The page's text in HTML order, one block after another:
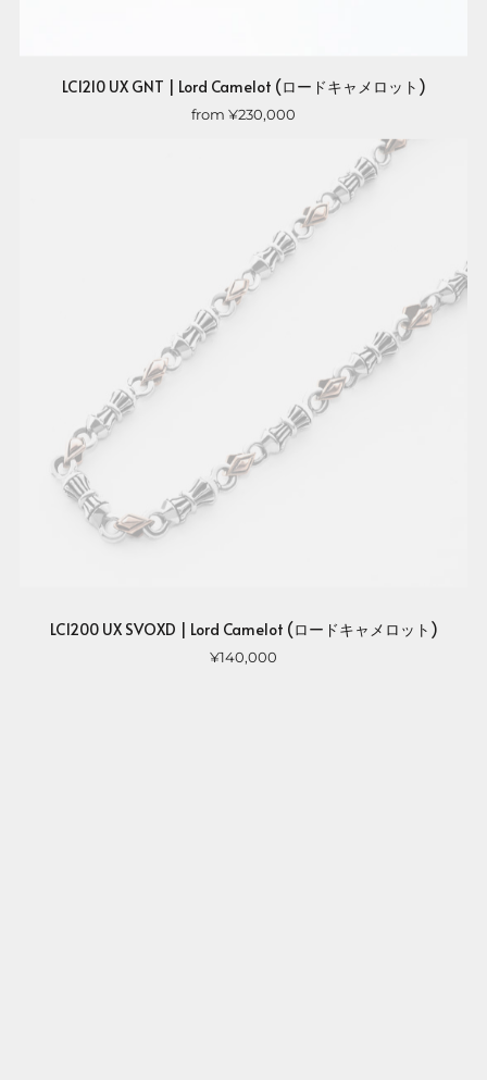
LC1210 UX GNT | Lord Camelot (ロードキャメロット)
from ¥230,000
LC1200 UX SVOXD | Lord Camelot (ロードキャメロット)
¥140,000